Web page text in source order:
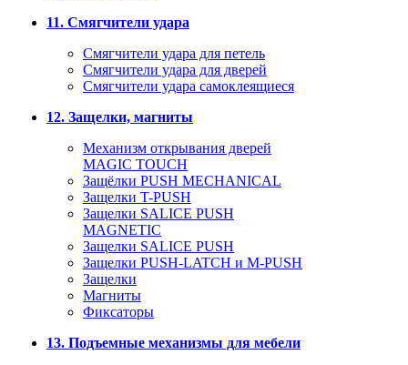
11. Смягчители удара
Смягчители удара для петель
Смягчители удара для дверей
Cмягчители удара самоклеящиеся
12. Защелки, магниты
Механизм открывания дверей
MAGIC TOUCH
Защёлки PUSH MECHANICAL
Защелки T-PUSH
Защелки SALICE PUSH
MAGNETIC
Защелки SALICE PUSH
Защелки PUSH-LATCH и M-PUSH
Защелки
Магниты
Фиксаторы
13. Подъемные механизмы для мебели